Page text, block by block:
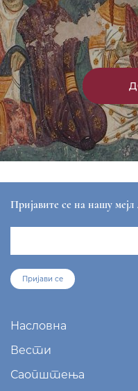
Пријавите се на нашу мејл
Пријави се
Насловна
Вести
Саопштења